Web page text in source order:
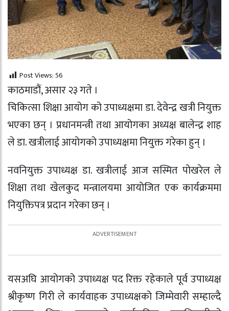
Post Views:56
काठमाडौं, असार २३ गते ।
चिकित्सा शिक्षा आयोग को उपाध्यक्षमा डा. देवेन्द्र खत्री नियुक्त
भएका छन् । प्रधानमन्त्री तथा आयोगका अध्यक्ष बालेन्द्र शाह
ले डा. खत्रीलाई आयोगको उपाध्यक्षमा नियुक्त गरेका हुन् ।
नवनियुक्त उपाध्यक्ष डा. खत्रीलाई आज सस्मित पोखरेल ले
शिक्षा तथा खेलकुद मन्त्रालयमा आयोजित एक कार्यक्रममा
नियुक्तिपत्र प्रदान गरेका छन् ।
यसअघि आयोगको उपाध्यक्ष पद रिक्त रहेकाले पूर्व उपाध्यक्ष
श्रीकृष्ण गिरी ले कार्यवाहक उपाध्यक्षको जिम्मेवारी सम्हाल्दै